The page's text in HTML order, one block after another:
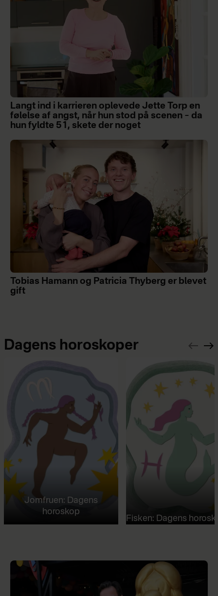
Langt ind i karrieren oplevede Jette Torp en
følelse af angst, når hun stod på scenen – da
hun fyldte 51, skete der noget
Tobias Hamann og Patricia Thyberg er blevet
gift
Dagens horoskoper
Jomfruen: Dagens
horoskop
Fisken: Dagens